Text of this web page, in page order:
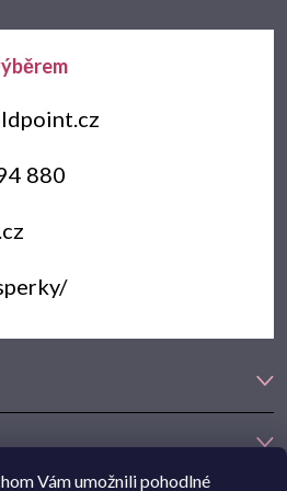
Vám umožnili pohodlné
880